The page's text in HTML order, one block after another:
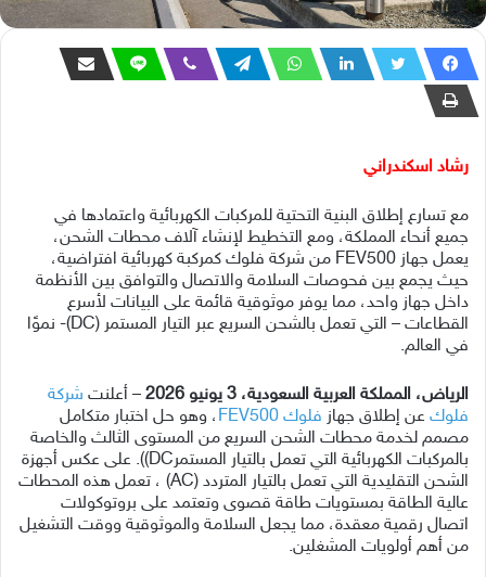
رشاد اسكندراني
مع تسارع إطلاق البنية التحتية للمركبات الكهربائية واعتمادها في
جميع أنحاء المملكة، ومع التخطيط لإنشاء آلاف محطات الشحن،
يعمل جهاز FEV500 من شركة فلوك كمركبة كهربائية افتراضية،
حيث يجمع بين فحوصات السلامة والاتصال والتوافق بين الأنظمة
داخل جهاز واحد، مما يوفر موثوقية قائمة على البيانات لأسرع
القطاعات – التي تعمل بالشحن السريع عبر التيار المستمر (DC)- نموًا
في العالم.
الرياض، المملكة العربية السعودية، 3 يونيو 2026 – أعلنت شركة
فلوك عن إطلاق جهاز فلوك FEV500 ، وهو حل اختبار متكامل
مصمم لخدمة محطات الشحن السريع من المستوى الثالث والخاصة
بالمركبات الكهربائية التي تعمل بالتيار المستمرDC)). على عكس أجهزة
الشحن التقليدية التي تعمل بالتيار المتردد (AC) ، تعمل هذه المحطات
عالية الطاقة بمستويات طاقة قصوى وتعتمد على بروتوكولات
اتصال رقمية معقدة، مما يجعل السلامة والموثوقية ووقت التشغيل
من أهم أولويات المشغلين.